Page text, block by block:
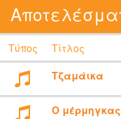
Τύπος Τίτλος
Τζαμάικα
Ο μέρμηγκας